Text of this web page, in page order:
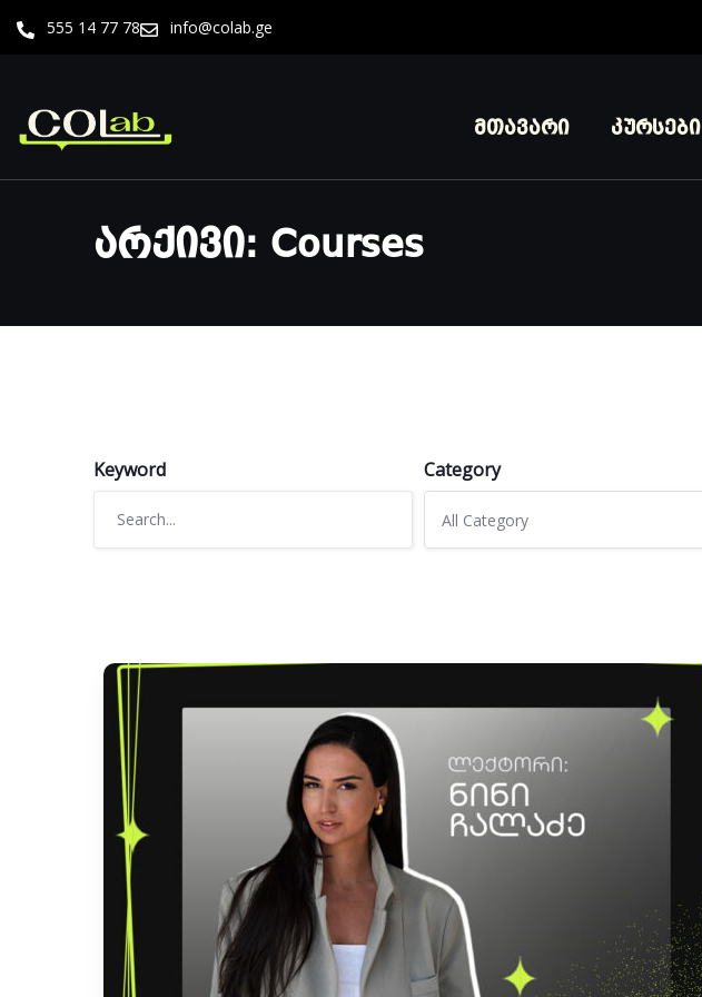
555 14 77 78 info@colab.ge
მთავარი კურსები
Არქივი: Courses
Keyword Category
All Category